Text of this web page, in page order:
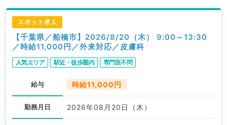
スポット求人
【千葉県／船橋市】2026/8/20（木） 9:00～13:30
／時給11,000円／外来対応／皮膚科
人気エリア 駅近・徒歩圏内 専門医不問
給与 時給11,000円
勤務月日 2026年08月20日（木）